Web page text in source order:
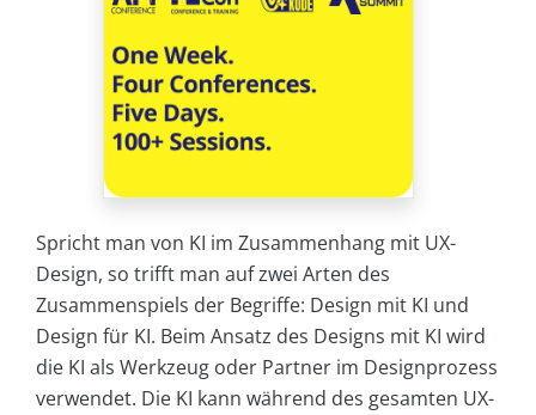
Spricht man von KI im Zusammenhang mit UX-
Design, so trifft man auf zwei Arten des
Zusammenspiels der Begriffe: Design mit KI und
Design für KI. Beim Ansatz des Designs mit KI wird
die KI als Werkzeug oder Partner im Designprozess
verwendet. Die KI kann während des gesamten UX-